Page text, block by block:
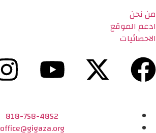
من نحن
ادعم الموقع
الاحصائيات
818-758-4852
office@gigaza.org